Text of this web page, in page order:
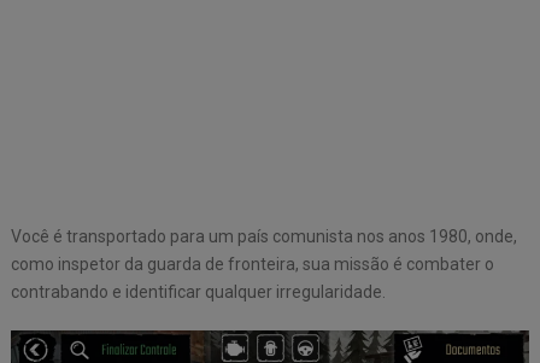
Você é transportado para um país comunista nos anos 1980, onde,
como inspetor da guarda de fronteira, sua missão é combater o
contrabando e identificar qualquer irregularidade.